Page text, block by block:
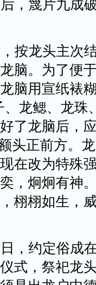
，篾片九成
按龙头主次
脑。为了便
脑用宣纸裱
龙鳃、龙珠
了龙脑后，
头正前方。
在改为特殊
，炯炯有神
栩栩如生，
，约定俗成
式，祭祀龙